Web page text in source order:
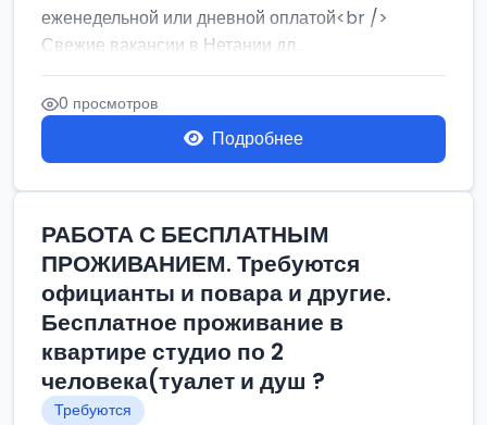
еженедельной или дневной оплатой<br />
Свежие вакансии в Нетании дл...
0 просмотров
Подробнее
РАБОТА С БЕСПЛАТНЫМ
ПРОЖИВАНИЕМ. Требуются
официанты и повара и другие.
Бесплатное проживание в
квартире студио по 2
человека(туалет и душ ?
Требуются